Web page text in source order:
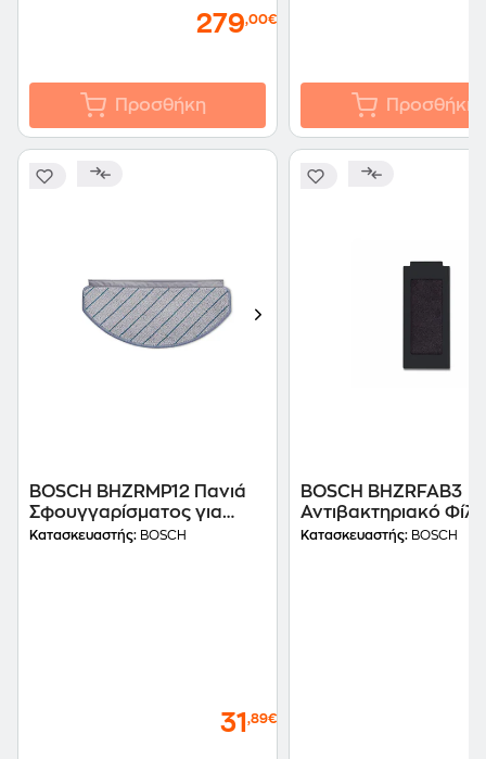
279,00€
Προσθήκη Προσθήκη
BOSCH BHZRMP12 Πανιά
Σφουγγαρίσματος για
Σκούπες Ρομπότ Spotless
Κατασκευαστής: BOSCH
31 ,89€
BOSCH BHZRFAB3
Αντιβακτηριακό
Σκούπες Ρομπότ
Κατασκευαστής: BOSCH